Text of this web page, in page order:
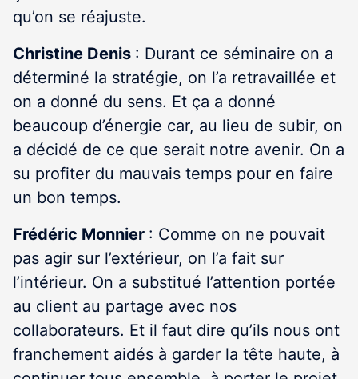
qu’on se réajuste.
Christine Denis : Durant ce séminaire on a
déterminé la stratégie, on l’a retravaillée et
on a donné du sens. Et ça a donné
beaucoup d’énergie car, au lieu de subir, on
a décidé de ce que serait notre avenir. On a
su profiter du mauvais temps pour en faire
un bon temps.
Frédéric Monnier : Comme on ne pouvait
pas agir sur l’extérieur, on l’a fait sur
l’intérieur. On a substitué l’attention portée
au client au partage avec nos
collaborateurs. Et il faut dire qu’ils nous ont
franchement aidés à garder la tête haute, à